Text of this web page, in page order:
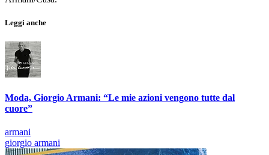
Leggi anche
Moda, Giorgio Armani: “Le mie azioni vengono tutte dal
cuore”
armani
giorgio armani